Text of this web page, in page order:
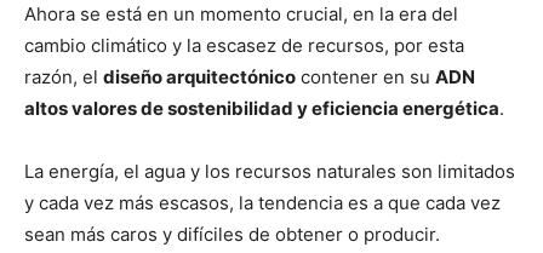
Ahora se está en un momento crucial, en la era del
cambio climático y la escasez de recursos, por esta
razón, el diseño arquitectónico contener en su ADN
altos valores de sostenibilidad y eficiencia energética.
La energía, el agua y los recursos naturales son limitados
y cada vez más escasos, la tendencia es a que cada vez
sean más caros y difíciles de obtener o producir.